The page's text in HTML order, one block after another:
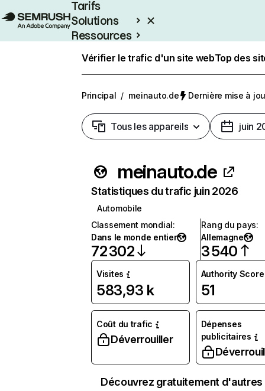
Tarifs
Solutions
Ressources
Vérifier le trafic d'un site webTop des
Principal / meinauto.de Dernière mise à
Tous les appareils juin
meinauto.de
Statistiques du trafic juin 2026
Automobile
Classement mondial:
Dans le monde entier
72 302
Rang du pays:
Allemagne
3 540
Visites
583,93 k
Authority Score
51
Coût du trafic
Déverrouiller
Dépenses
publicitaires
Découvrez gratuitement d'autres